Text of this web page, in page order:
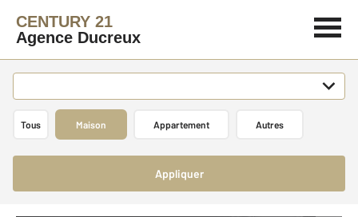
CENTURY 21
Agence Ducreux
Tous Maison Appartement Autres
Appliquer